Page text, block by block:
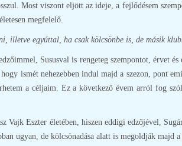
Most viszont eljött az ideje, a fejlődésem
megfelelő.
illetve egyúttal, ha csak kölcsönbe is, de másik
Sususval is rengeteg szempontot, érvet
ismét nehezebben indul majd a szezon, pont
a céljaim. Ez a következő évem arról fog
Vajk Eszter életében, hiszen eddigi edzőjével,
ugyan, de kölcsönadása alatt is megoldják majd a